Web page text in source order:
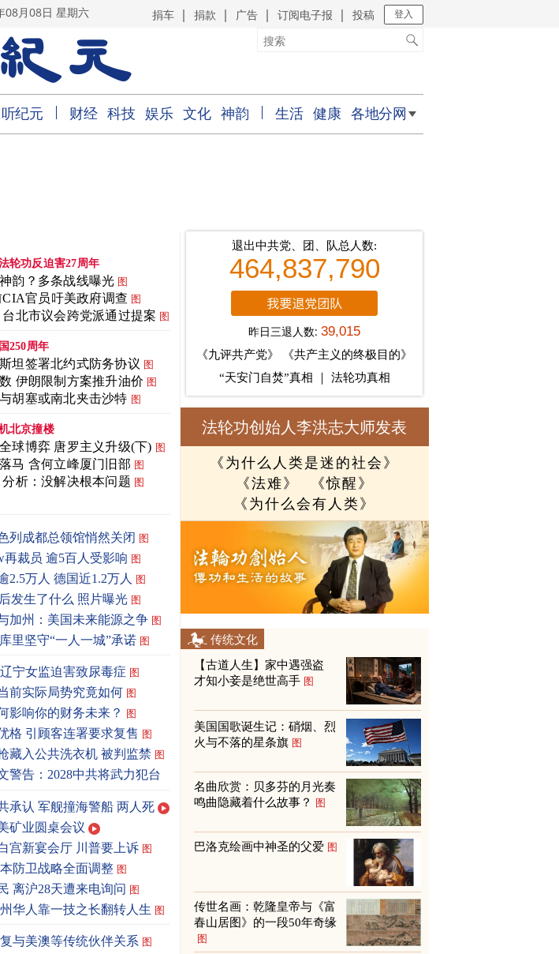
08月08日 星期六 捐车 捐款 广告 订阅电子报 投稿 登入
听纪元 财经 科技 娱乐 文化 神韵 生活 健康 各地分网
轮功反迫害27周年
韵？多条战线曝光 图
官员吁美政府调查 图
北市议会跨党派通过提案 图
250周年
坦签署北约式防务协议 图
伊朗限制方案推升油价 图
胡塞或南北夹击沙特 图
北京撞楼
球博弈 唐罗主义升级(下) 图
马 含何立峰厦门旧部 图
析：没解决根本问题 图
列成都总领馆悄然关闭 图
裁员 逾5百人受影响 图
2.5万人 德国近1.2万人 图
发生了什么 照片曝光 图
加州：美国未来能源之争 图
里坚守“一人一城”承诺 图
宁女监迫害致尿毒症 图
前实际局势究竟如何 图
影响你的财务未来？ 图
格 引顾客连署要求复售 图
藏入公共洗衣机 被判监禁 图
警告：2028中共将武力犯台
承认 军舰撞海警船 两人死
矿业圆桌会议
宫新宴会厅 川普要上诉 图
防卫战略全面调整 图
离沪28天遭来电询问 图
华人靠一技之长翻转人生 图
与美澳等传统伙伴关系 图
退出中共党、团、队总人数:
464,837,790
昨日三退人数:39,015
《九评共产党》
《共产主义的终极目的》
“天安门自焚”真相
法轮功真相
法轮功创始人李洪志大师发表
《为什么人类是迷的社会》
《法难》
《惊醒》
《为什么会有人类》
传统文化
【古道人生】家中遇强盗
才知小妾是绝世高手 图
美国国歌诞生记：硝烟、烈
火与不落的星条旗 图
名曲欣赏：贝多芬的月光奏
鸣曲隐藏着什么故事？
图
巴洛克绘画中神圣的父爱 图
传世名画：乾隆皇帝与《富
春山居图》的一段50年奇缘
图